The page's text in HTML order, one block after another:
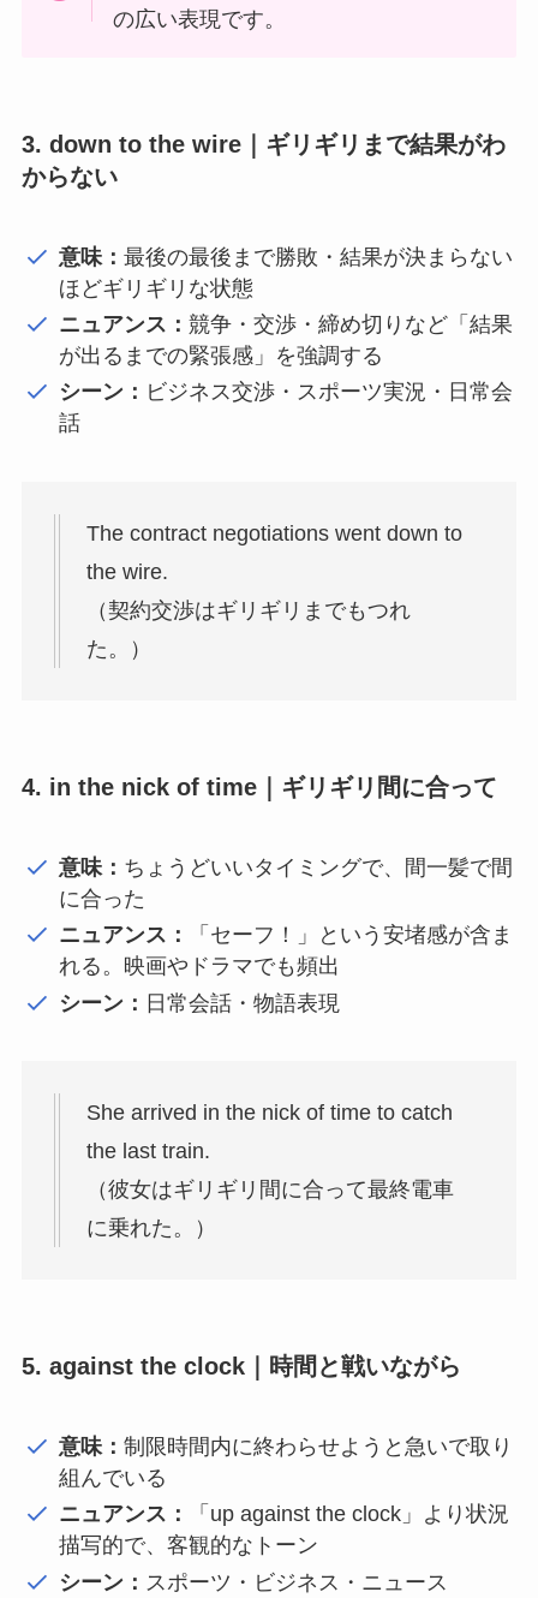
の広い表現です。
3. down to the wire｜ギリギリまで結果がわ
からない
意味：最後の最後まで勝敗・結果が決まらない
ほどギリギリな状態
ニュアンス：競争・交渉・締め切りなど「結果
が出るまでの緊張感」を強調する
シーン： ビジネス交渉・スポーツ実況・日常会
話
The contract negotiations went down to
the wire.
（契約交渉はギリギリまでもつれ
た。）
4. in the nick of time｜ギリギリ間に合って
意味： ちょうどいいタイミングで、間一髪で間
に合った
ニュアンス：
「セーフ！」という安堵感が含ま
れる。映画やドラマでも頻出
シーン： 日常会話・物語表現
She arrived in the nick of time to catch
the last train.
（彼女はギリギリ間に合って最終電車
に乗れた。）
5. against the clock｜時間と戦いながら
意味：制限時間内に終わらせようと急いで取り
組んでいる
ニュアンス：
「up against the clock」より状況
描写的で、客観的なトーン
シーン： スポーツ・ビジネス・ニュース